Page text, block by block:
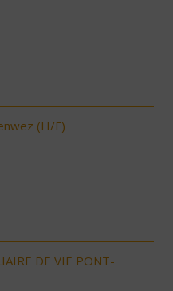
(H/F)
DE VIE PONT-